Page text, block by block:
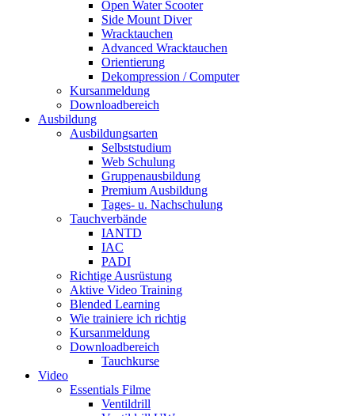
Open Water Scooter
Side Mount Diver
Wracktauchen
Advanced Wracktauchen
Orientierung
Dekompression / Computer
Kursanmeldung
Downloadbereich
Ausbildung
Ausbildungsarten
Selbststudium
Web Schulung
Gruppenausbildung
Premium Ausbildung
Tages- u. Nachschulung
Tauchverbände
IANTD
IAC
PADI
Richtige Ausrüstung
Aktive Video Training
Blended Learning
Wie trainiere ich richtig
Kursanmeldung
Downloadbereich
Tauchkurse
Video
Essentials Filme
Ventildrill